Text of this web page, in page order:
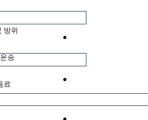
방위
송
료